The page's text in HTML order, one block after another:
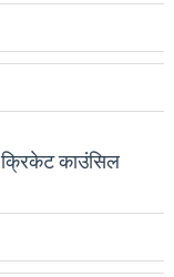
क्रिकेट काउंसिल